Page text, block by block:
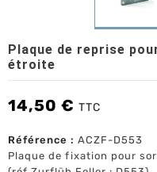
Plaque de reprise
étroite
14,50 € TTC
Référence : ACZF-D553
Plaque de fixation pour